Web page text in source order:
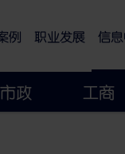
例 职业发展 信
市政 工商